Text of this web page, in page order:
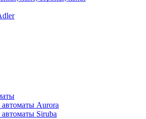
Aurora
Siruba